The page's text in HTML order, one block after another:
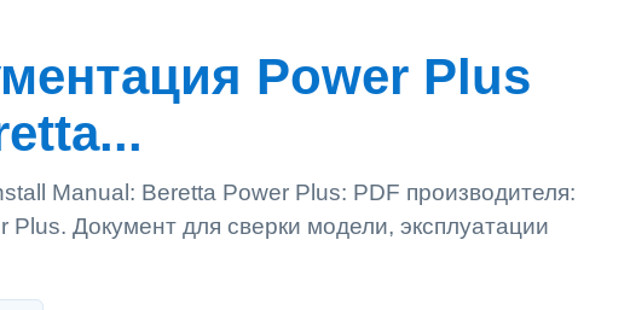
Power Plus
Manual: Beretta Power Plus: PDF производителя:
Документ для сверки модели, эксплуатации